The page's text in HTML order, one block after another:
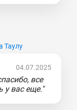
Таулу
04.07.2025
все
у вас еще."